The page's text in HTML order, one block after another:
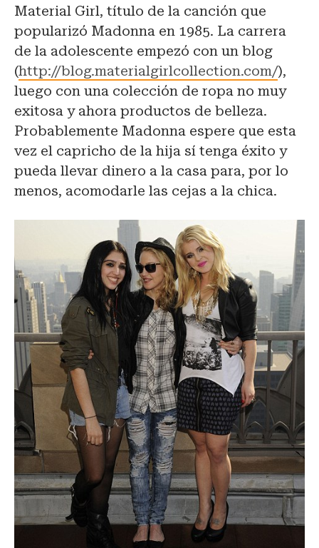
Material Girl, título de la canción que
popularizó Madonna en 1985. La carrera
de la adolescente empezó con un blog
(http://blog.materialgirlcollection.com/),
luego con una colección de ropa no muy
exitosa y ahora productos de belleza.
Probablemente Madonna espere que esta
vez el capricho de la hija sí tenga éxito y
pueda llevar dinero a la casa para, por lo
menos, acomodarle las cejas a la chica.